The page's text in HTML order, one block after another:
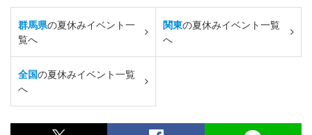
群馬県の夏休みイベント一
覧へ
関東の夏休みイベント一覧
へ
全国の夏休みイベント一覧
へ